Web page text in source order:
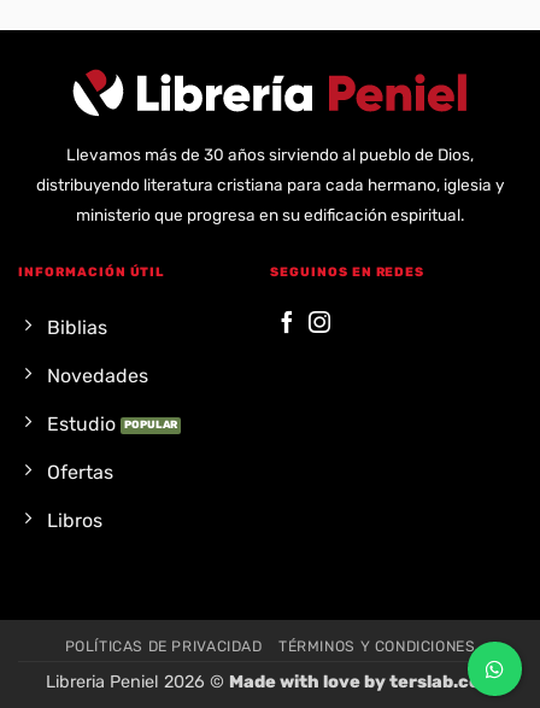
Llevamos más de 30 años sirviendo al pueblo de Dios,
distribuyendo literatura cristiana para cada hermano, iglesia y
ministerio que progresa en su edificación espiritual.
INFORMACIÓN ÚTIL
Biblias
Novedades
Estudio
Ofertas
Libros
SEGUINOS EN REDES
POLÍTICAS DE PRIVACIDAD TÉRMINOS Y CONDICIONES
Libreria Peniel 2026 © Made with love byterslab.com